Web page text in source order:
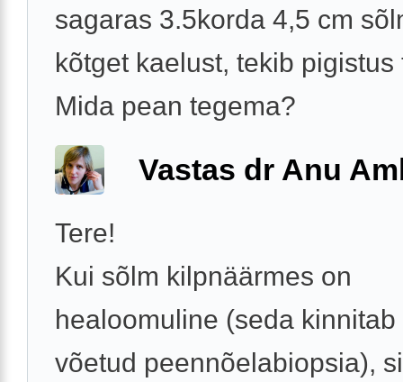
sagaras 3.5korda 4,5 cm
kõtget kaelust, tekib pigistus
Mida pean tegema?
Vastas dr Anu
Tere!
Kui sõlm kilpnäärmes on
healoomuline (seda
võetud peennõelabiopsia),